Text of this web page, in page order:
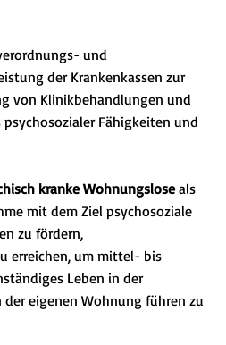
und
der Krankenkassen zur
von Klinikbehandlungen und
Fähigkeiten und
kranke Wohnungsloseals
mit dem Ziel psychosoziale
zu fördern,
erreichen, um mittel- bis
Leben in der
eigenen Wohnung führen zu